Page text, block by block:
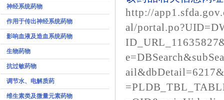
神经系统药物
作用于传出神经系统药物
影响血液及造血系统药物
生物药物
抗过敏药物
调节水、电解质药
维生素类及微量元素药物
http://
al/